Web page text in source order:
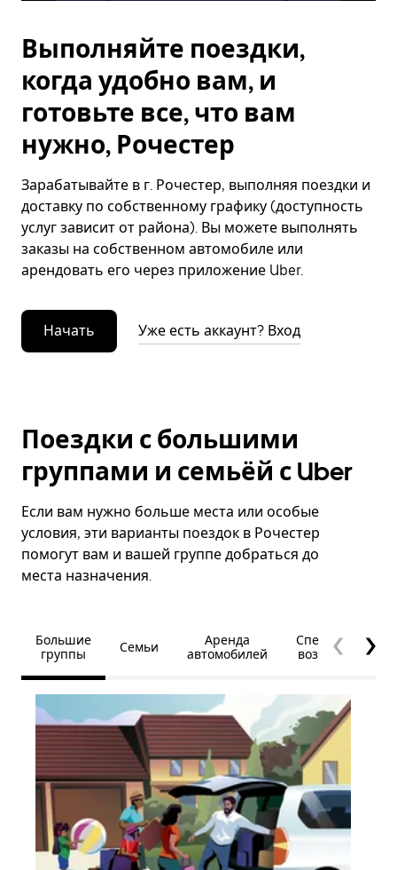
Выполняйте поездки,
когда удобно вам, и
готовьте все, что вам
нужно, Рочестер
Зарабатывайте в г. Рочестер, выполняя поездки и
доставку по собственному графику (доступность
услуг зависит от района). Вы можете выполнять
заказы на собственном автомобиле или
арендовать его через приложение Uber.
Начать Уже есть аккаунт? Вход
Поездки с большими
группами и семьёй с Uber
Если вам нужно больше места или особые
условия, эти варианты поездок в Рочестер
помогут вам и вашей группе добраться до
места назначения.
Большие
группы
Семьи
Аренда
автомобилей
Специальные
возможности